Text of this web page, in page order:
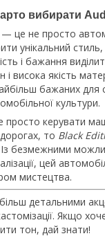
вибирати
— це не просто
унікальний
і бажання
і висока якість
бажаних для
культури.
просто керувати
то Black
безмежними
цей
мистецтва.
детальними
Якщо
тон, дай знати!